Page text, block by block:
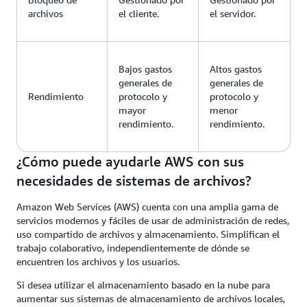
archivos
el cliente.
el servidor.
Rendimiento
Bajos gastos
generales de
protocolo y
mayor
rendimiento.
Altos gastos
generales de
protocolo y
menor
rendimiento.
¿Cómo puede ayudarle AWS con sus
necesidades de sistemas de archivos?
Amazon Web Services (AWS) cuenta con una amplia gama de
servicios modernos y fáciles de usar de administración de redes,
uso compartido de archivos y almacenamiento. Simplifican el
trabajo colaborativo, independientemente de dónde se
encuentren los archivos y los usuarios.
Si desea utilizar el almacenamiento basado en la nube para
aumentar sus sistemas de almacenamiento de archivos locales,